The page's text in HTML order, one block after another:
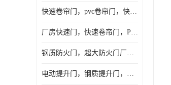
快速卷帘门，pvc卷帘门，快速门厂家，合肥快卷门
厂房快速门，快速卷帘门，PVC快速门
钢质防火门，超大防火门厂家，安徽防火门厂家
电动提升门，钢质提升门，工业滑升门，安徽滑升门厂家